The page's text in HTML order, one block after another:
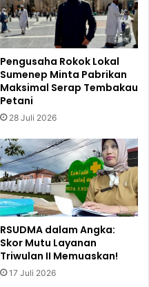
Pengusaha Rokok Lokal
Sumenep Minta Pabrikan
Maksimal Serap Tembakau
Petani
28 Juli 2026
RSUDMA dalam Angka:
Skor Mutu Layanan
Triwulan II Memuaskan!
17 Juli 2026